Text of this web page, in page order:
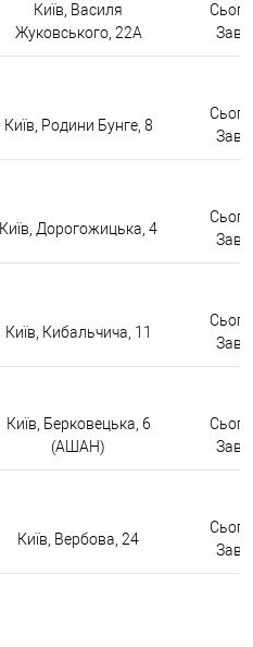
Київ, Василя
Жуковського, 22А
Київ, Родини Бунге, 8
Київ, Дорогожицька, 4
Київ, Кибальчича, 11
Київ, Берковецька, 6
(АШАН)
Київ, Вербова, 24